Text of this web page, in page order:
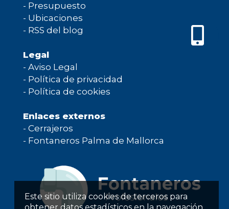
Este sitio utiliza cookies de terceros para
- Presupuesto
- Ubicaciones
- RSS del blog
Legal
- Aviso Legal
- Política de privacidad
- Política de cookies
Enlaces externos
- Cerrajeros
- Fontaneros Palma de Mallorca